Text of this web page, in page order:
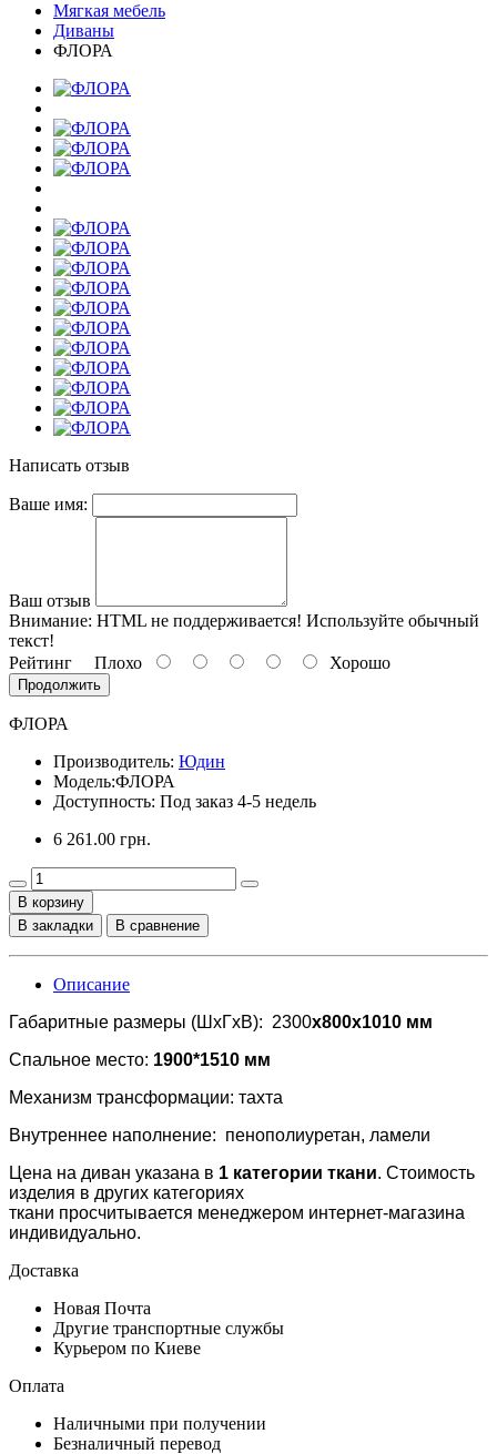
Мягкая мебель
Диваны
ФЛОРА
Написать отзыв
Ваше имя:
Ваш отзыв
Внимание: HTML не поддерживается! Используйте обычный
текст!
Рейтинг Плохо Хорошо
Продолжить
ФЛОРА
Производитель: Юдин
Модель:ФЛОРА
Доступность: Под заказ 4-5 недель
6 261.00 грн.
В корзину
В закладки
В сравнение
Описание
Габаритные размеры (ШхГхВ): 2300x800x1010 мм
Спальное место: 1900*1510 мм
Механизм трансформации: тахта
Внутреннее наполнение: пенополиуретан, ламели
Цена на диван указана в 1 категории ткани. Стоимость
изделия в других категориях
ткани просчитывается менеджером интернет-магазина
индивидуально.
Доставка
Новая Почта
Другие транспортные службы
Курьером по Киеве
Оплата
Наличными при получении
Безналичный перевод